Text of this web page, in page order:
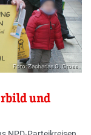
Foto: Zacharias O. Gross
und